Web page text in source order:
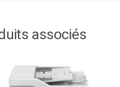
associés